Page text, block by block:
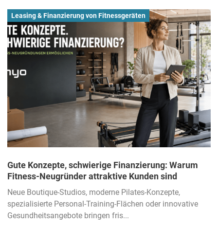
Leasing & Finanzierung von Fitnessgeräten
Gute Konzepte, schwierige Finanzierung: Warum
Fitness-Neugründer attraktive Kunden sind
Neue Boutique-Studios, moderne Pilates-Konzepte,
spezialisierte Personal-Training-Flächen oder innovative
Gesundheitsangebote bringen fris...